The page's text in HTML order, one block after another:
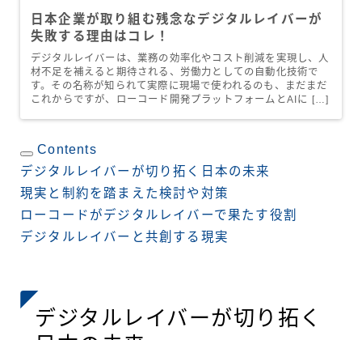
日本企業が取り組む残念なデジタルレイバーが
失敗する理由はコレ！
デジタルレイバーは、業務の効率化やコスト削減を実現し、人
材不足を補えると期待される、労働力としての自動化技術で
す。その名称が知られて実際に現場で使われるのも、まだまだ
これからですが、ローコード開発プラットフォームとAIに […]
Contents
デジタルレイバーが切り拓く日本の未来
現実と制約を踏まえた検討や対策
ローコードがデジタルレイバーで果たす役割
デジタルレイバーと共創する現実
デジタルレイバーが切り拓く